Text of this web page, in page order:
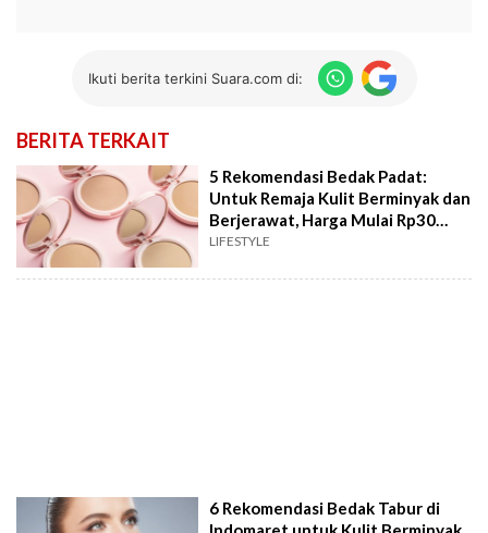
Ikuti berita terkini Suara.com di:
BERITA TERKAIT
5 Rekomendasi Bedak Padat:
Untuk Remaja Kulit Berminyak dan
Berjerawat, Harga Mulai Rp30
Ribuan
LIFESTYLE
6 Rekomendasi Bedak Tabur di